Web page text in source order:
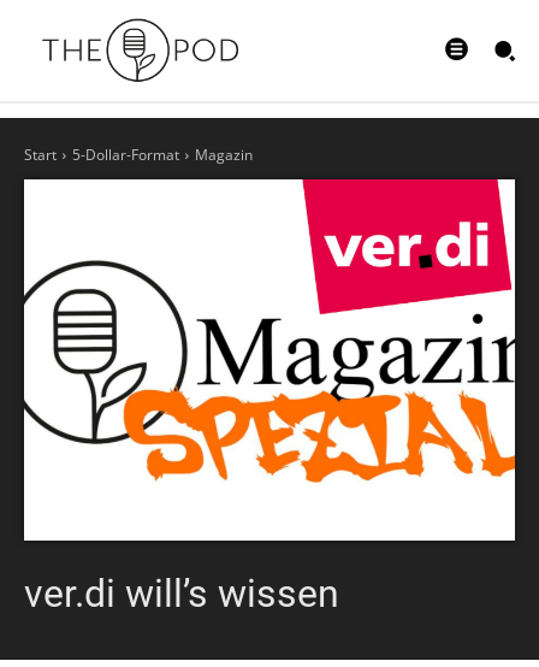
Start 5-Dollar-Format Magazin
ver.di will’s wissen